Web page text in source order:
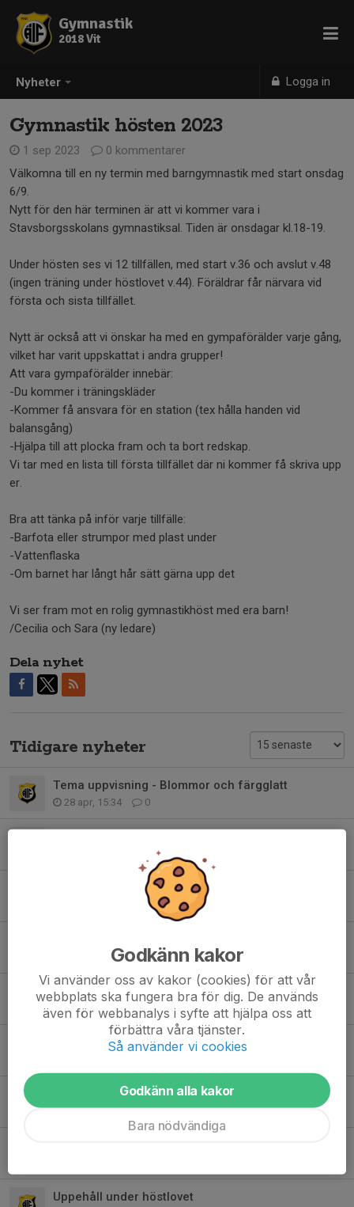
Nyheter Logga in
Gymnastik
2018 Vit
Gymnastik hösten 2023
1 sep 2023
0 kommentarer
Välkomna till en ny termin med barngymnastik med start onsdag
6/9.
Nytt för den här terminen är att vi kommer vara i
Stavsborgsskolans gymnastiksal. Tiden är onsdagar kl.18-19.
Under hösten ses vi 12 tillfällen, med start v.36 och avslut v.48
(ingen träning under höstlovet v.44). Föräldrar får närvara vid
första och sista tillfället.
Nytt är också att vi önskar ha med en gympaförälder varje gång,
vilket har varit uppskattat i andra grupper!
Att vara gympaförälder innebär:
-Du kommer i träningskläder
-Kommer få ansvara för en station (tex hålla handen vid
balansgång)
-Hjälpa till att plocka fram och ta bort redskap.
Vi tar med en lista till första tillfället där ni kommer få skriva upp
er.
Bra att tänka på inför varje tillfälle:
-Barfota eller strumpor med plast under
-Vattenflaska
-Om barnet har långt hår sätt gärna upp det
Vi ser fram mot en rolig gymnastikhöst med era barn!
/Cecilia och Sara (ny ledare)
Dela nyhet
Tidigare nyheter
Tema uppvisning - Blommor och färgglatt
28 apr, 15:34 0
3
28 jan, 20:57 0
Tack för den här terminen
8 dec 2025 2
Specialkost - inför juluppvisningen
3 frivilliga till juluppvisningen
27 nov 2025 7
Uppehåll under höstlovet
Godkänn kakor
Vi använder oss av kakor (cookies) för att vår
webbplats ska fungera bra för dig. De används
även för webbanalys i syfte att hjälpa oss att
förbättra våra tjänster.
Så använder vi cookies
Godkänn alla kakor
Bara nödvändiga